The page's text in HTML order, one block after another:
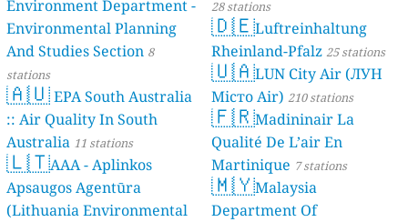
Environment Department -
Environmental Planning
And Studies Section 8
stations
🇦🇺EPA South Australia
:: Air Quality In South
Australia 11 stations
🇱🇹AAA - Aplinkos
Apsaugos Agentūra
(Lithuania Environmental
28 stations
🇩🇪Luftreinhaltung
Rheinland-Pfalz 25 stations
🇺🇦LUN City Air (ЛУН
Місто Air) 210 stations
🇫🇷Madininair La
Qualité De L’air En
Martinique 7 stations
🇲🇾Malaysia
Department Of